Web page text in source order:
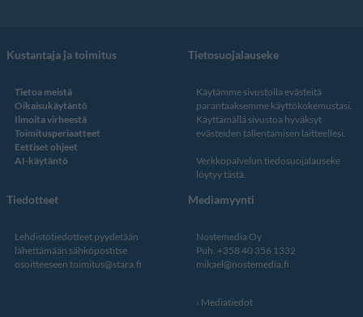
Kustantaja ja toimitus
Tietoa meistä
Oikaisukäytäntö
Ilmoita virheestä
Toimitusperiaatteet
Eettiset ohjeet
AI-käytäntö
Tietosuojalauseke
Käytämme sivustolla evästeitä
parantaaksemme käyttökokemustasi.
Käyttämällä sivustoa hyväksyt
evästeiden tallentamisen laitteellesi.
Verkkopalvelun tiedosuojalauseke
löytyy tästä
Tiedotteet
Lehdistötiedotteet pyydetään
lähettämään sähköpostitse
osoitteeseen toimitus@stara.fi
Mediamyynti
Nostemedia Oy
Puh. +358 40 356 1332
mikael@nostemedia.fi
Mediatiedot